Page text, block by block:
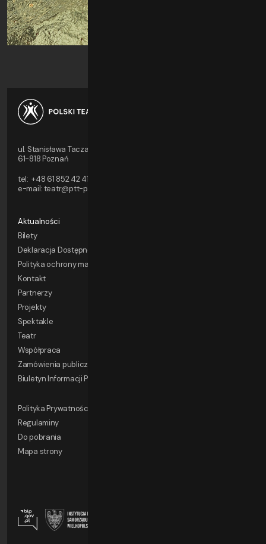
ul. Stanisława Taczaka 8
61-818 Poznań
tel:+48 61 852 42 41/42
e-mail: teatr@ptt-poznan.pl
Aktualności
Bilety
Deklaracja Dostępności
Polityka ochrony małoletnich
Kontakt
Partnerzy
Projekty
Spektakle
Teatr
Współpraca
Zamówienia publiczne
Biuletyn Informacji Publicznej
Polityka Prywatności
Regulaminy
Do pobrania
Mapa strony